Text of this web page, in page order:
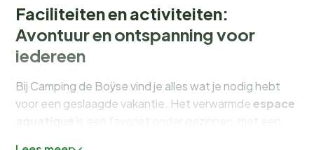
Faciliteiten en activiteiten:
Avontuur en ontspanning voor
iedereen
Bij Camping de Boÿse vind je alles wat je nodig hebt
voor een geslaagde vakantie. Het verwarmde espace